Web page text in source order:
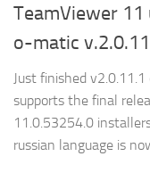
TeamViewer
o-matic
Just finished
supports the final
11.0.53254.0
russian language is